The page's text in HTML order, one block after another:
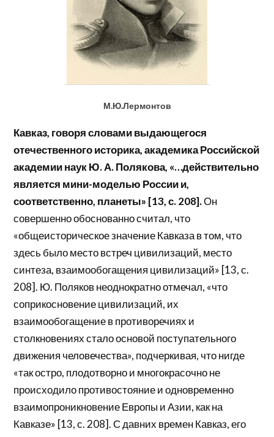
М.Ю.Лермонтов
Кавказ, говоря словами выдающегося
отечественного историка, академика Российской
академии наук Ю. А. Полякова, «…действительно
является мини-моделью России и,
соответственно, планеты» [13, с. 208].Он
совершенно обоснованно считал, что
«общеисторическое значение Кавказа в том, что
здесь было место встреч цивилизаций, место
синтеза, взаимообогащения цивилизаций» [13, с.
208]. Ю. Поляков неоднократно отмечал, «что
соприкосновение цивилизаций, их
взаимообогащение в противоречиях и
столкновениях стало основой поступательного
движения человечества», подчеркивая, что нигде
«так остро, плодотворно и многокрасочно не
происходило противостояние и одновременно
взаимопроникновение Европы и Азии, как на
Кавказе» [13, с. 208]. С давних времен Кавказ, его